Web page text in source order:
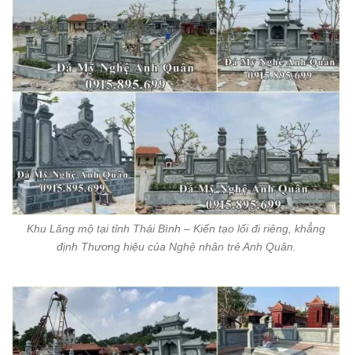
Khu Lăng mộ tại tỉnh Thái Bình – Kiến tạo lối đi riêng, khẳng
định Thương hiệu của Nghệ nhân trẻ Anh Quân.